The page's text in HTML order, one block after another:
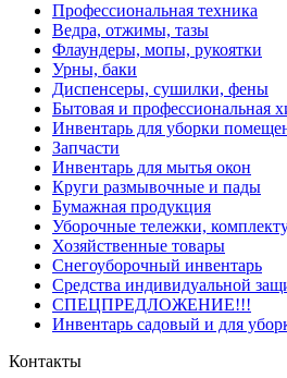
Профессиональная техника
Ведра, отжимы, тазы
Флаундеры, мопы, рукоятки
Урны, баки
Диспенсеры, сушилки, фены
Бытовая и профессиональная
Инвентарь для уборки
Запчасти
Инвентарь для мытья окон
Круги размывочные и пады
Бумажная продукция
Уборочные тележки,
Хозяйственные товары
Снегоуборочный инвентарь
Средства индивидуальной
СПЕЦПРЕДЛОЖЕНИЕ!!!
Инвентарь садовый и для
Контакты